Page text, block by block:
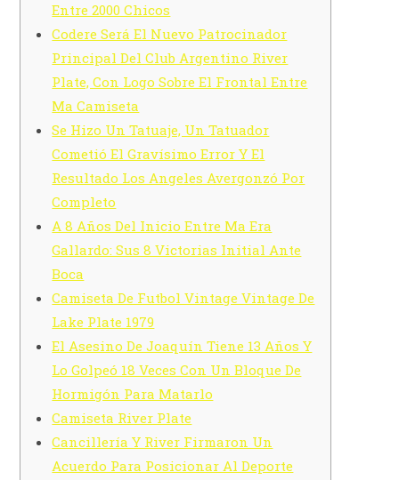
Entre 2000 Chicos
Codere Será El Nuevo Patrocinador
Principal Del Club Argentino River
Plate, Con Logo Sobre El Frontal Entre
Ma Camiseta
Se Hizo Un Tatuaje, Un Tatuador
Cometió El Gravísimo Error Y El
Resultado Los Angeles Avergonzó Por
Completo
A 8 Años Del Inicio Entre Ma Era
Gallardo: Sus 8 Victorias Initial Ante
Boca
Camiseta De Futbol Vintage Vintage De
Lake Plate 1979
El Asesino De Joaquín Tiene 13 Años Y
Lo Golpeó 18 Veces Con Un Bloque De
Hormigón Para Matarlo
Camiseta River Plate
Cancillería Y River Firmaron Un
Acuerdo Para Posicionar Al Deporte